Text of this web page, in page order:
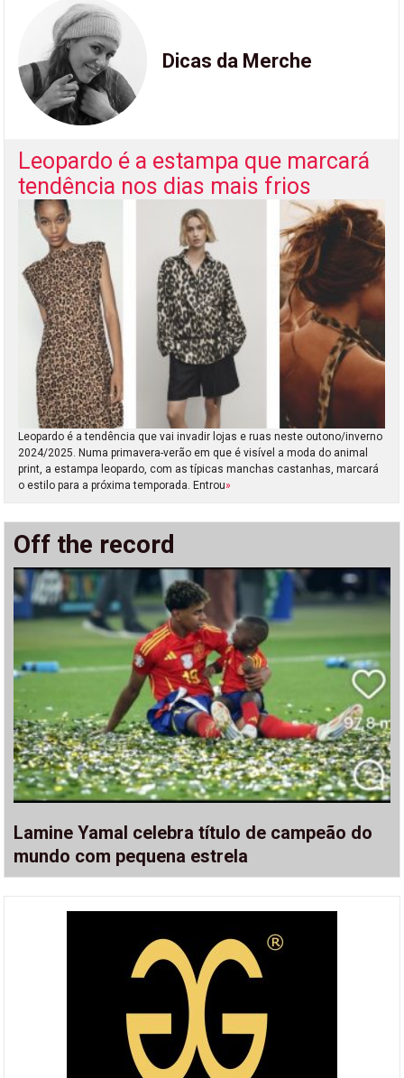
Dicas da Merche
Leopardo é a estampa que marcará
tendência nos dias mais frios
Leopardo é a tendência que vai invadir lojas e ruas neste outono/inverno
2024/2025. Numa primavera-verão em que é visível a moda do animal
print, a estampa leopardo, com as típicas manchas castanhas, marcará
o estilo para a próxima temporada. Entrou»
Off the record
Lamine Yamal celebra título de campeão do
mundo com pequena estrela